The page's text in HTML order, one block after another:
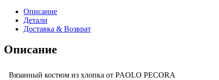
Описание
Детали
Доставка & Возврат
Описание
Вязанный костюм из хлопка от PAOLO PECORA